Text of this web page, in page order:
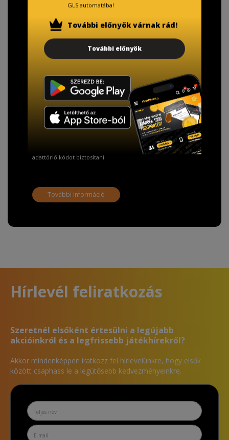
TISZTELT VÁSÁRLÓNK!
Fizetésnél kérje az ingyenes adattörlő kódot
adatainak biztonsága érdekében!
A Kormány döntése alapján a kereskedő minden tartós
adathordozó termék vásárlásakor köteles ingyenes
adattörlő kódot biztosítani.
További információ
Hírlevél feliratkozás
Szeretnél elsőként értesülni a legújabb
akcióinkról és a legfrissebb játékhírekről?
Akkor mindenképpen iratkozz fel hírlevelünkre, hogy elsők
között csaphass le a legütősebb kedvezményeinkre.
GLS automatába!
További előnyök várnak rád!
További előnyök